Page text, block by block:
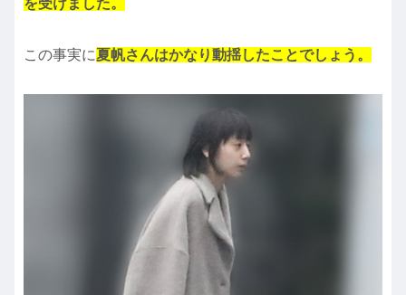
を受けました。
この事実に夏帆さんはかなり動揺したことでしょう。